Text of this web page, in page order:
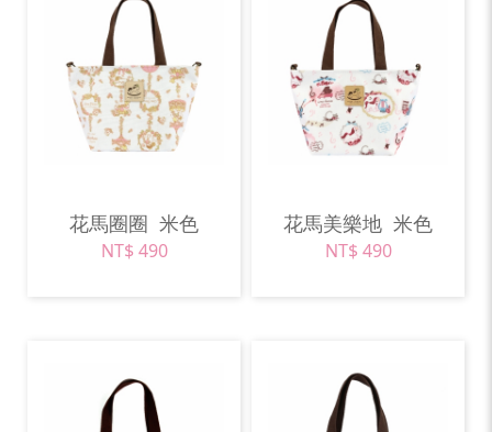
花馬圈圈 米色
NT$ 490
花馬美樂地 米色
NT$ 490